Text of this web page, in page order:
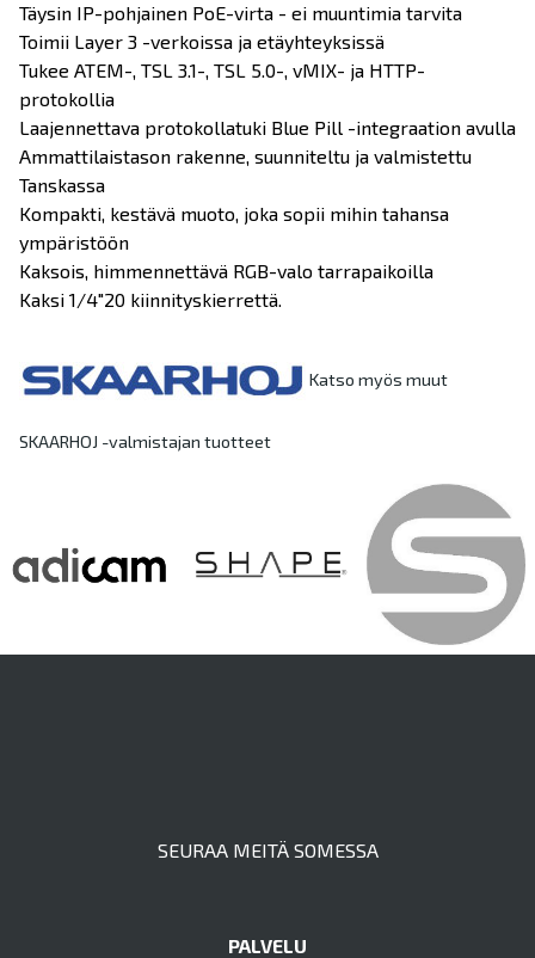
Täysin IP-pohjainen PoE-virta - ei muuntimia tarvita
Toimii Layer 3 -verkoissa ja etäyhteyksissä
Tukee ATEM-, TSL 3.1-, TSL 5.0-, vMIX- ja HTTP-
protokollia
Laajennettava protokollatuki Blue Pill -integraation avulla
Ammattilaistason rakenne, suunniteltu ja valmistettu
Tanskassa
Kompakti, kestävä muoto, joka sopii mihin tahansa
ympäristöön
Kaksois, himmennettävä RGB-valo tarrapaikoilla
Kaksi 1/4"20 kiinnityskierrettä.
Katso myös muut
SKAARHOJ -valmistajan tuotteet
SEURAA MEITÄ SOMESSA
PALVELU